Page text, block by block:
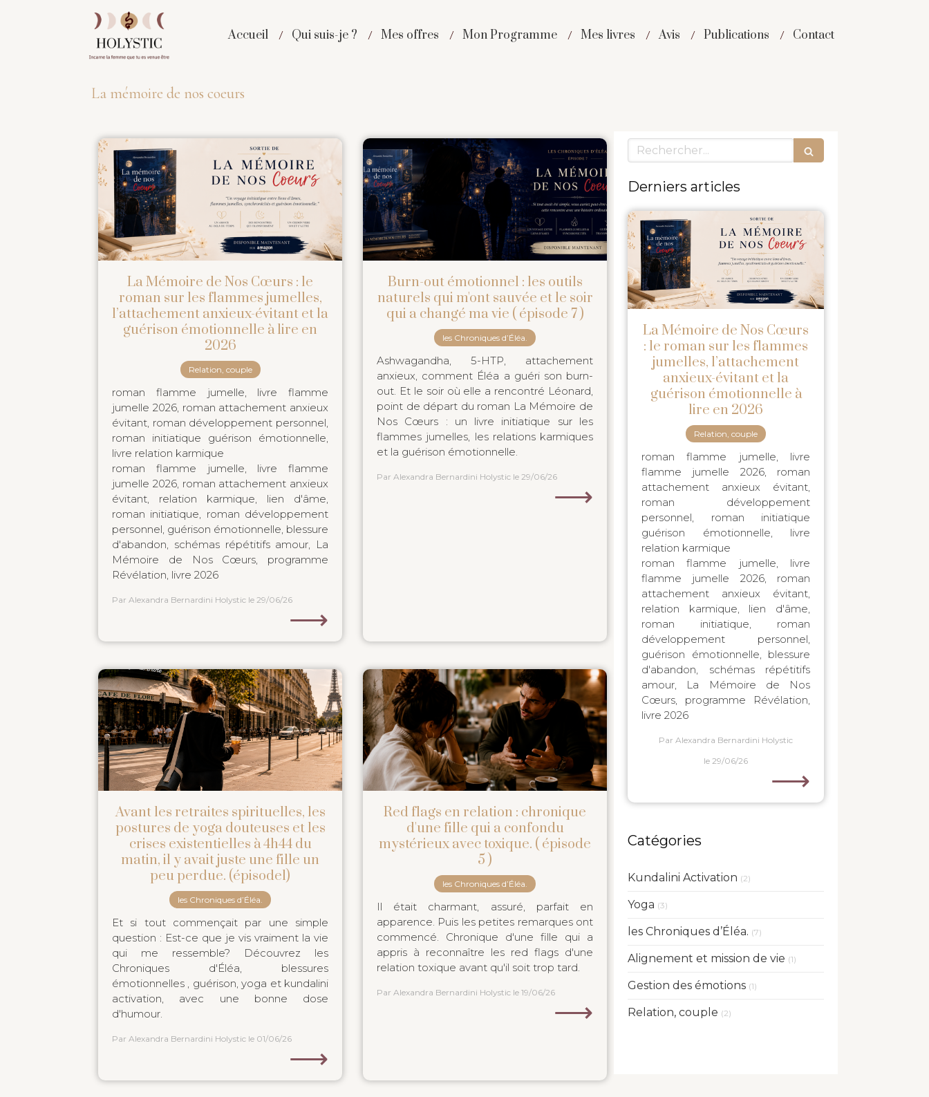
Accueil Qui suis-je ? Mes offres Mon Programme Mes livres Avis Publications Contact
La mémoire de nos coeurs
La Mémoire de Nos Cœurs : le
roman sur les flammes jumelles,
l’attachement anxieux-évitant et la
guérison émotionnelle à lire en
2026
Relation, couple
roman flamme jumelle, livre flamme
jumelle 2026, roman attachement anxieux
évitant, roman développement personnel,
roman initiatique guérison émotionnelle,
livre relation karmique
roman flamme jumelle, livre flamme
jumelle 2026, roman attachement anxieux
évitant, relation karmique, lien d'âme,
roman initiatique, roman développement
personnel, guérison émotionnelle, blessure
d'abandon, schémas répétitifs amour, La
Mémoire de Nos Cœurs, programme
Révélation, livre 2026
Par Alexandra Bernardini Holystic le 29/06/26
⟶
Burn-out émotionnel : les outils
naturels qui m'ont sauvée et le soir
qui a changé ma vie ( épisode 7 )
les Chroniques d’Éléa.
Ashwagandha, 5-HTP, attachement
anxieux, comment Éléa a guéri son burn-
out. Et le soir où elle a rencontré Léonard,
point de départ du roman La Mémoire de
Nos Cœurs : un livre initiatique sur les
flammes jumelles, les relations karmiques
et la guérison émotionnelle.
Par Alexandra Bernardini Holystic le 29/06/26
⟶
Avant les retraites spirituelles, les
postures de yoga douteuses et les
crises existentielles à 4h44 du
matin, il y avait juste une fille un
peu perdue. (épisode1)
les Chroniques d’Éléa.
Et si tout commençait par une simple
question : Est-ce que je vis vraiment la vie
qui me ressemble? Découvrez les
Chroniques d'Éléa, blessures
émotionnelles , guérison, yoga et kundalini
activation, avec une bonne dose
d'humour.
Par Alexandra Bernardini Holystic le 01/06/26
⟶
Red flags en relation : chronique
d'une fille qui a confondu
mystérieux avec toxique. ( épisode
5 )
les Chroniques d’Éléa.
Il était charmant, assuré, parfait en
apparence. Puis les petites remarques ont
commencé. Chronique d'une fille qui a
appris à reconnaître les red flags d'une
relation toxique avant qu'il soit trop tard.
Par Alexandra Bernardini Holystic le 19/06/26
⟶
Rechercher
Derniers articles
La Mémoire de Nos Cœurs
: le roman sur les flammes
jumelles, l’attachement
anxieux-évitant et la
guérison émotionnelle à
lire en 2026
Relation, couple
roman flamme jumelle, livre
flamme jumelle 2026, roman
attachement anxieux évitant,
roman développement
personnel, roman initiatique
guérison émotionnelle, livre
relation karmique
roman flamme jumelle, livre
flamme jumelle 2026, roman
attachement anxieux évitant,
relation karmique, lien d'âme,
roman initiatique, roman
développement personnel,
guérison émotionnelle, blessure
d'abandon, schémas répétitifs
amour, La Mémoire de Nos
Cœurs, programme Révélation,
livre 2026
Par Alexandra Bernardini Holystic
le 29/06/26
⟶
Catégories
Kundalini Activation (2)
Yoga (3)
les Chroniques d’Éléa. (7)
Alignement et mission de vie (1)
Gestion des émotions (1)
Relation, couple (2)